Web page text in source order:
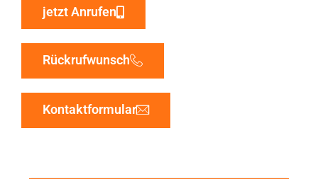
jetzt Anrufen
Rückrufwunsch
Kontaktformular